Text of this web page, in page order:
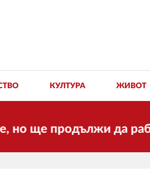
КУЛТУРА ЖИВОТ
да работи